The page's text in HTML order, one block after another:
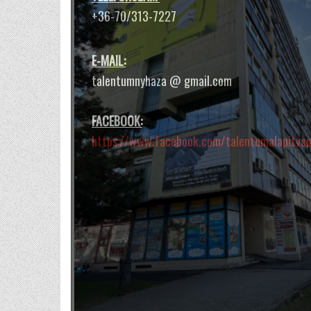
+36-70/313-7227
E-MAIL:
talentumnyhaza @ gmail.com
FACEBOOK:
https://www.facebook.com/
és testünkben.